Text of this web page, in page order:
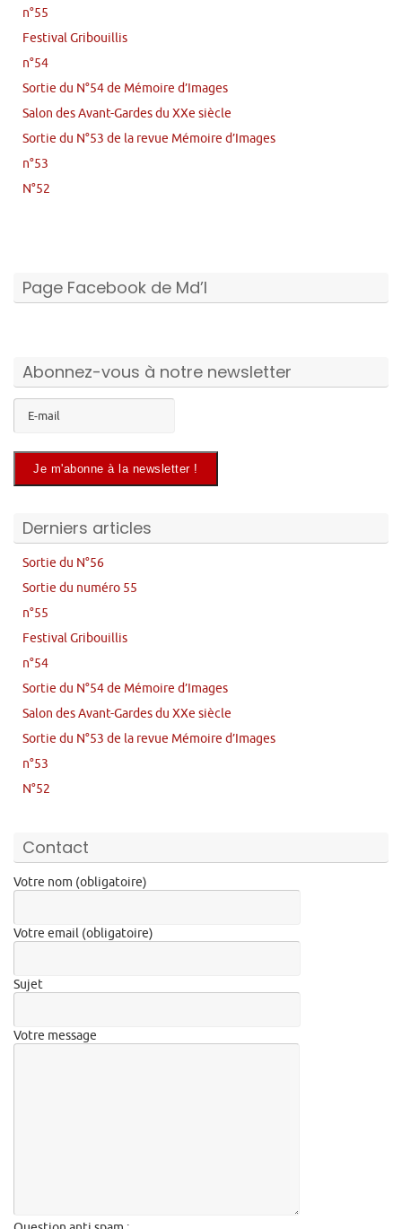
n°55
Festival Gribouillis
n°54
Sortie du N°54 de Mémoire d’Images
Salon des Avant-Gardes du XXe siècle
Sortie du N°53 de la revue Mémoire d’Images
n°53
N°52
Page Facebook de Md’I
Abonnez-vous à notre newsletter
Derniers articles
Sortie du N°56
Sortie du numéro 55
n°55
Festival Gribouillis
n°54
Sortie du N°54 de Mémoire d’Images
Salon des Avant-Gardes du XXe siècle
Sortie du N°53 de la revue Mémoire d’Images
n°53
N°52
Contact
Votre nom (obligatoire)
Votre email (obligatoire)
Sujet
Votre message